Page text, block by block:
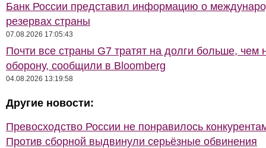
Банк России представил информацию о
резервах страны
07.08.2026 17:05:43
Почти все страны G7 тратят на долги больше, чем
оборону, сообщили в Bloomberg
04.08.2026 13:19:58
Другие новости:
Превосходство России не понравилось
Против сборной выдвинули серьёзные обвинения